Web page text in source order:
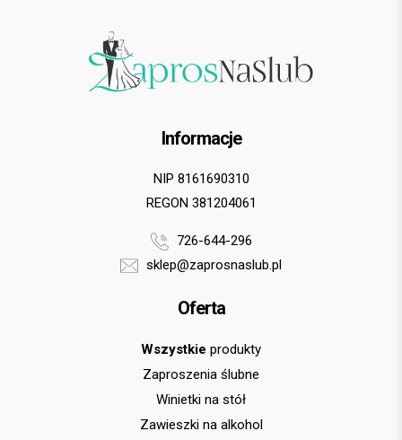
Informacje
NIP 8161690310
REGON 381204061
726-644-296
sklep@zaprosnaslub.pl
Oferta
Wszystkie produkty
Zaproszenia ślubne
Winietki na stół
Zawieszki na alkohol